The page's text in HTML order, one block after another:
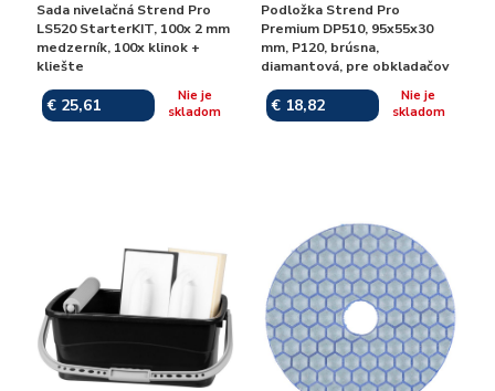
Sada nivelačná Strend Pro
LS520 StarterKIT, 100x 2 mm
medzerník, 100x klinok +
kliešte
€ 25,61
Nie je
skladom
Podložka Strend Pro
Premium DP510, 95x55x30
mm, P120, brúsna,
diamantová, pre obkladačov
€ 18,82
Nie je
skladom